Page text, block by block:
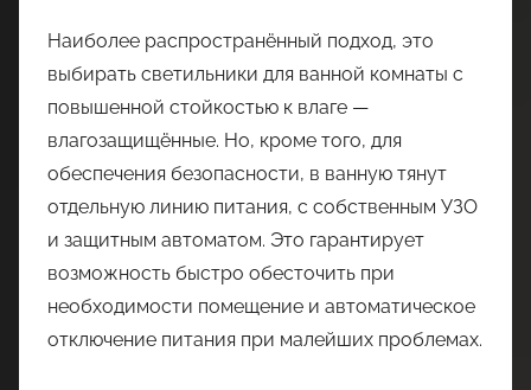
Наиболее распространённый подход, это
выбирать светильники для ванной комнаты с
повышенной стойкостью к влаге —
влагозащищённые. Но, кроме того, для
обеспечения безопасности, в ванную тянут
отдельную линию питания, с собственным УЗО
и защитным автоматом. Это гарантирует
возможность быстро обесточить при
необходимости помещение и автоматическое
отключение питания при малейших проблемах.